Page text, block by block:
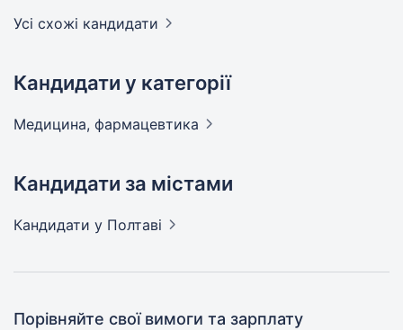
Усі схожі кандидати
Кандидати у категорії
Медицина, фармацевтика
Кандидати за містами
Кандидати у Полтаві
Порівняйте свої вимоги та зарплату